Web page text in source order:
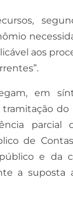
aos
em
parcial
de
e da
a suposta